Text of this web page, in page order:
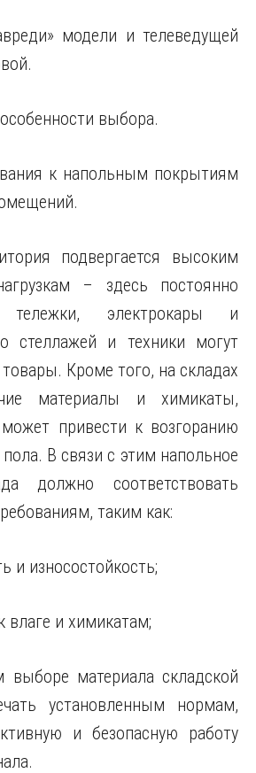
модели и телеведущей
выбора.
к напольным покрытиям
подвергается высоким
– здесь постоянно
тележки, электрокары и
стеллажей и техники могут
Кроме того, на складах
материалы и химикаты,
привести к возгоранию
В связи с этим напольное
должно соответствовать
таким как:
и износостойкость;
влаге и химикатам;
выборе материала складской
установленным нормам,
и безопасную работу